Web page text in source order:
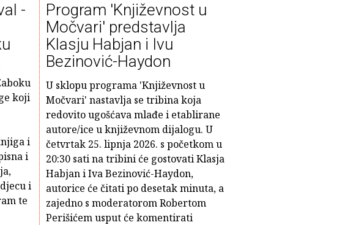
-
koji
i
i
i
te
Program 'Književnost u
Močvari' predstavlja
Klasju Habjan i Ivu
Bezinović-Haydon
U sklopu programa 'Književnost u
Močvari' nastavlja se tribina koja
redovito ugošćava mlađe i etablirane
autore/ice u književnom dijalogu. U
četvrtak 25. lipnja 2026. s početkom u
20:30 sati na tribini će gostovati Klasja
Habjan i Iva Bezinović-Haydon,
autorice će čitati po desetak minuta, a
zajedno s moderatorom Robertom
Perišićem usput će komentirati